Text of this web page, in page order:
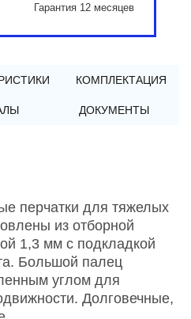
Гарантия 12 месяцев
КОМПЛЕКТАЦИЯ
ДОКУМЕНТЫ
перчатки для тяжелых
из отборной
1,3 мм с подкладкой
Большой палец
углом для
Долговечные,